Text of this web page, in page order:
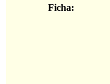
Ficha: